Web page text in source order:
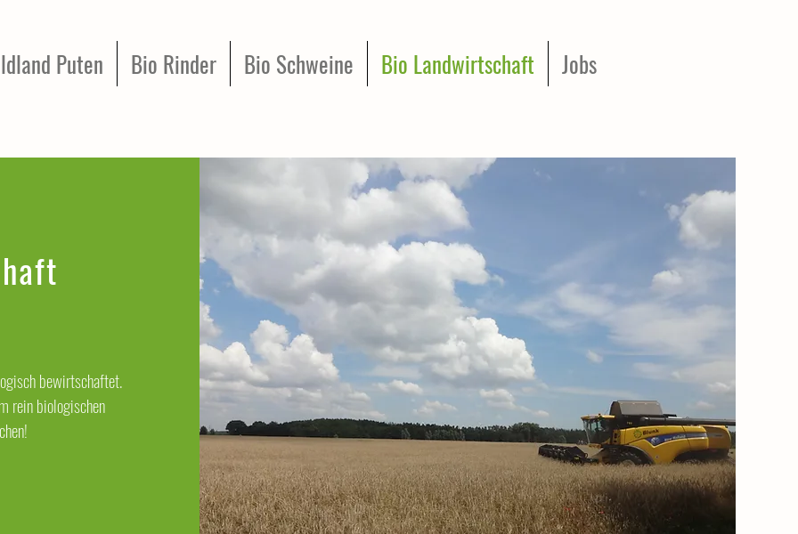
Puten Bio Rinder Bio Schweine Bio Landwirtschaft Jobs
bewirtschaftet.
rein biologischen